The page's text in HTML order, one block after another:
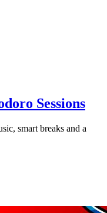
Sessions
smart breaks and a